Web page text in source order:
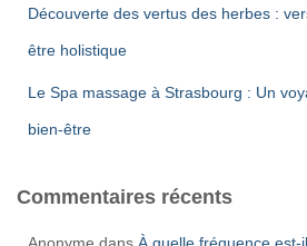
Découverte des vertus des herbes :
être holistique
Le Spa massage à Strasbourg : Un
bien-être
Commentaires récents
Anonyme dans À quelle fréquence est-